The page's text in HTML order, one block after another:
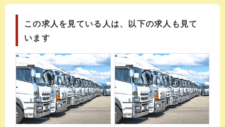
この求人を見ている人は、以下の求人も見て
います